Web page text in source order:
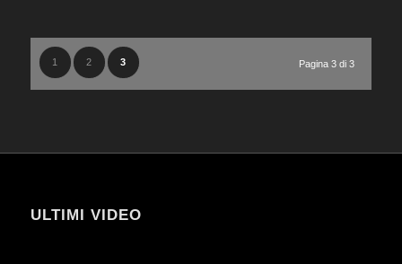
Pagina 3 di 3
1 2 3
ULTIMI VIDEO